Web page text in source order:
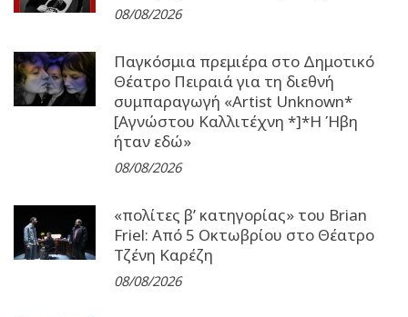
08/08/2026
Παγκόσμια πρεμιέρα στο Δημοτικό
Θέατρο Πειραιά για τη διεθνή
συμπαραγωγή «Artist Unknown*
[Αγνώστου Καλλιτέχνη *]*Η Ήβη
ήταν εδώ»
08/08/2026
«πολίτες β’ κατηγορίας» του Brian
Friel: Από 5 Οκτωβρίου στο Θέατρο
Τζένη Καρέζη
08/08/2026